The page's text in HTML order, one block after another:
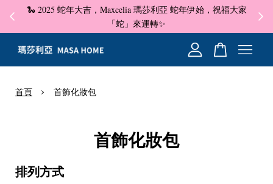
🐍 2025 蛇年大吉，Maxcelia 瑪莎利亞 蛇年伊始，祝福大家
「蛇」來運轉✨
✦
首頁 › 首飾化妝包
首飾化妝包
排列方式
您的購物車目前還是空的。